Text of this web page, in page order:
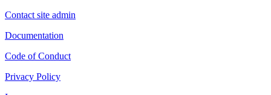
Contact site admin
Documentation
Code of Conduct
Privacy Policy